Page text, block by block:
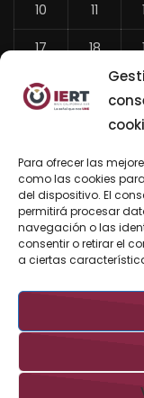
Para ofrecer las
como las cookies
del dispositivo. El
permitirá procesar
navegación o las
consentir o retirar el
a ciertas
10 11
17 18
24
BUSCAR AHORA